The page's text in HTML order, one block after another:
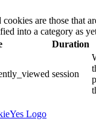
are those that
into a category as
Duration
session